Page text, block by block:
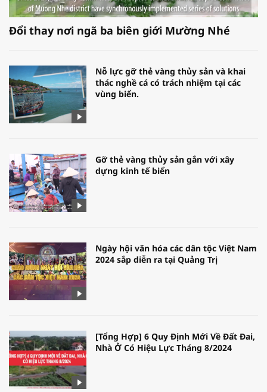
Đổi thay nơi ngã ba biên giới Mường Nhé
Nỗ lực gỡ thẻ vàng thủy sản và khai
thác nghề cá có trách nhiệm tại các
vùng biển.
Gỡ thẻ vàng thủy sản gắn với xây
dựng kinh tế biển
Ngày hội văn hóa các dân tộc Việt Nam
2024 sắp diễn ra tại Quảng Trị
[Tổng Hợp] 6 Quy Định Mới Về Đất Đai,
Nhà Ở Có Hiệu Lực Tháng 8/2024